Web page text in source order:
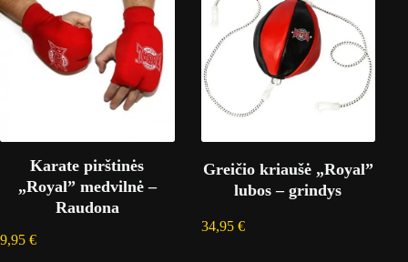
Karate pirštinės
„Royal” medvilnė –
Raudona
9,95 €
Greičio kriaušė „Royal”
lubos – grindys
34,95 €